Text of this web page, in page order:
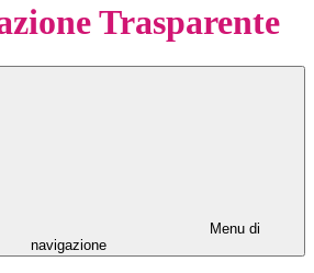
Trasparente
Menu di
navigazione